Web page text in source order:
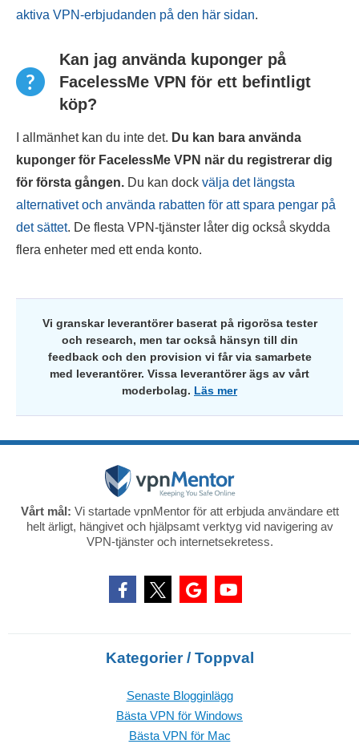
aktiva VPN-erbjudanden på den här sidan.
Kan jag använda kuponger på
FacelessMe VPN för ett befintligt
köp?
I allmänhet kan du inte det. Du kan bara använda
kuponger för FacelessMe VPN när du registrerar dig
för första gången. Du kan dock välja det längsta
alternativet och använda rabatten för att spara pengar på
det sättet. De flesta VPN-tjänster låter dig också skydda
flera enheter med ett enda konto.
Vi granskar leverantörer baserat på rigorösa tester
och research, men tar också hänsyn till din
feedback och den provision vi får via samarbete
med leverantörer. Vissa leverantörer ägs av vårt
moderbolag. Läs mer
Vårt mål: Vi startade vpnMentor för att erbjuda användare ett
helt ärligt, hängivet och hjälpsamt verktyg vid navigering av
VPN-tjänster och internetsekretess.
Kategorier / Toppval
Senaste Blogginlägg
Bästa VPN för Windows
Bästa VPN för Mac